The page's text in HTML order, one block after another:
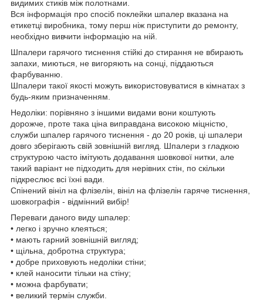
видимих стиків між полотнами.
Вся інформація про спосіб поклейки шпалер вказана на
етикетці виробника, тому перш ніж приступити до ремонту,
необхідно вивчити інформацію на ній.
Шпалери гарячого тиснення стійкі до стирання не вбирають
запахи, миються, не вигоряють на сонці, піддаються
фарбуванню.
Шпалери такої якості можуть використовуватися в кімнатах з
будь-яким призначенням.
Недоліки: порівняно з іншими видами вони коштують
дорожче, проте така ціна виправдана високою міцністю,
служби шпалер гарячого тиснення - до 20 років, ці шпалери
довго зберігають свій зовнішній вигляд. Шпалери з гладкою
структурою часто імітують додавання шовкової нитки, але
такий варіант не підходить для нерівних стін, по скільки
підкреслює всі їхні вади.
Спінений вініл на флізелін, вініл на флізелін гаряче тиснення,
шовкографія - відмінний вибір!
Переваги даного виду шпалер:
• легко і зручно клеяться;
• мають гарний зовнішній вигляд;
• щільна, добротна структура;
• добре приховують недоліки стіни;
• клей наносити тільки на стіну;
• можна фарбувати;
• великий термін служби.